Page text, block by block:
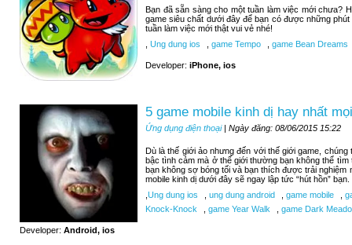
Bạn đã sẵn sàng cho một tuần làm việc mới chưa?
game siêu chất dưới đây để bạn có được những
tuần làm việc mới thật vui vẻ nhé!
Ung dung ios game Tempo game Bean Dreams
Developer: iPhone, ios
5 game mobile kinh dị hay nhất
Ứng dụng điện thoại| Ngày đăng: 08/06/2015 15:22
Dù là thế giới ảo nhưng đến với thế giới game,
bậc tình cảm mà ở thế giới thường bạn không thể
bạn không sợ bóng tối và bạn thích được trải
mobile kinh dị dưới đây sẽ ngay lập tức “hút hồn” bạn.
Ung dung ios ung dung android game mobile
Knock-Knock
game Year Walk game Dark
Developer: Android, ios